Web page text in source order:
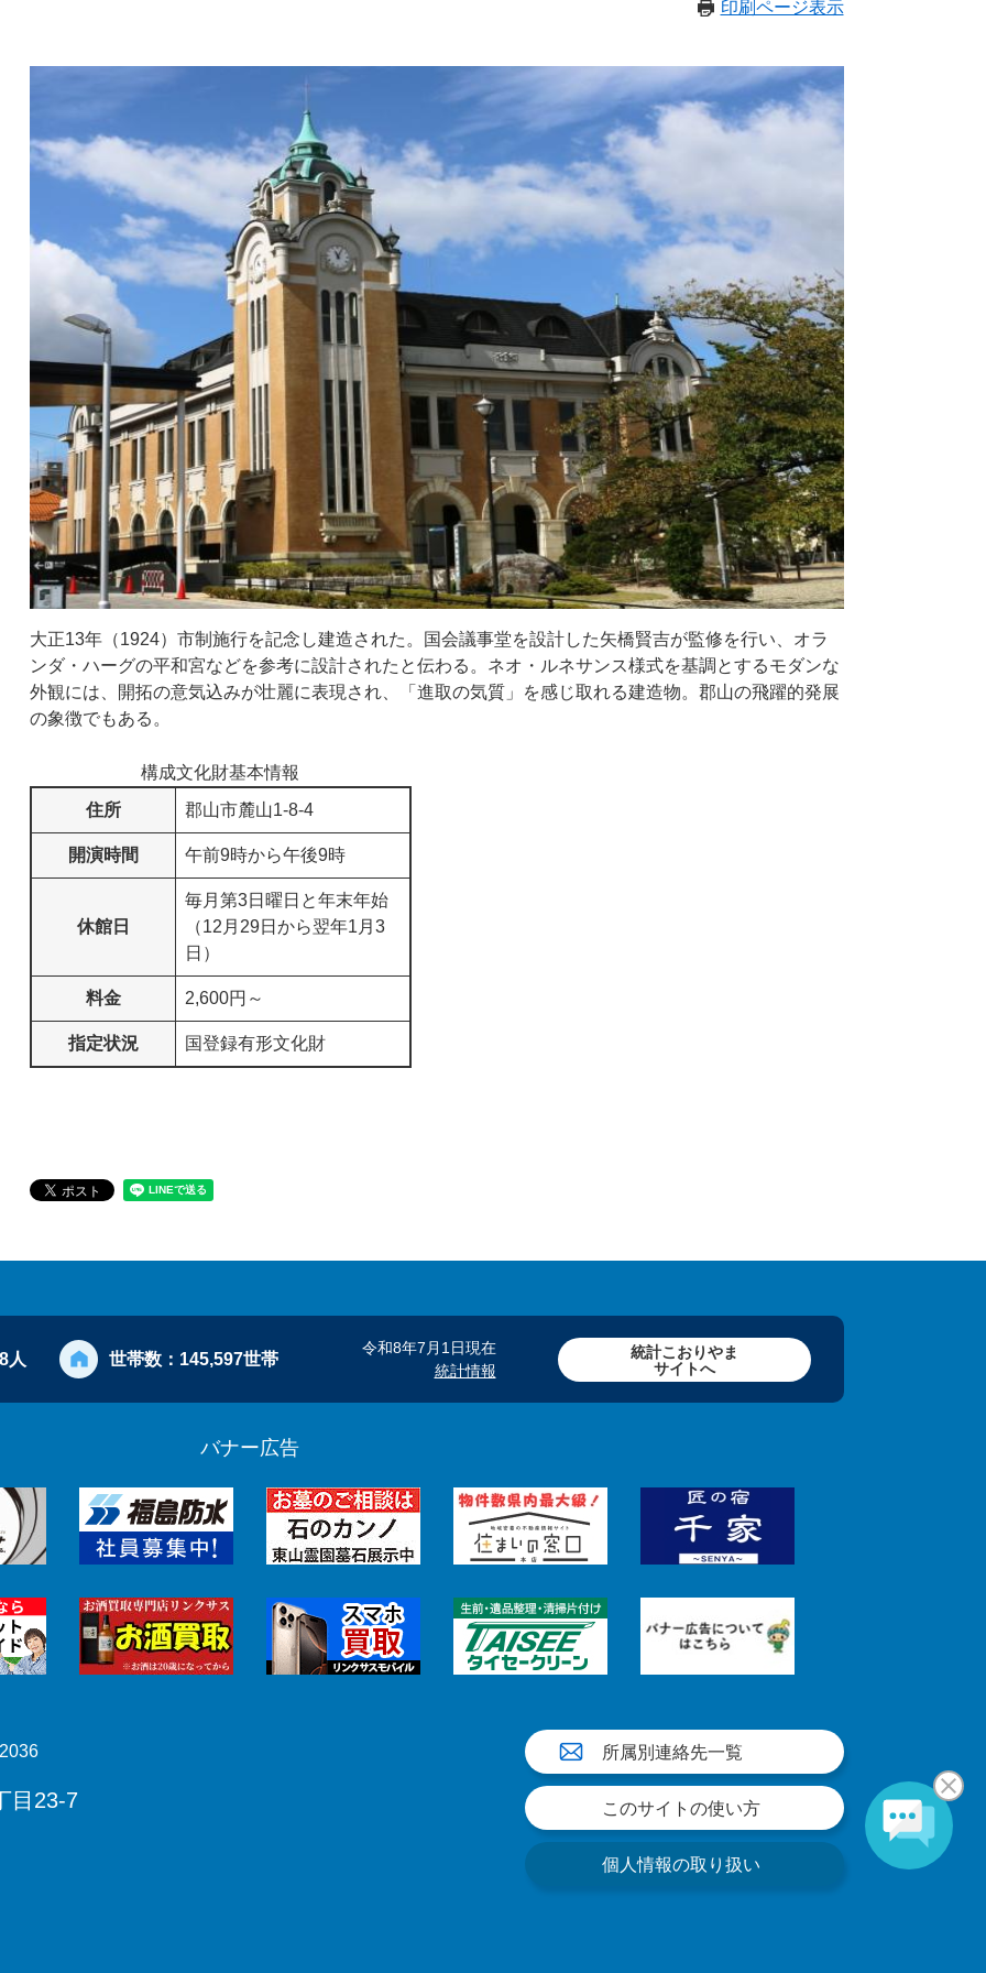
印刷ページ表示
大正13年（1924）市制施行を記念し建造された。国会議事堂を設計した矢橋賢吉が監修を行い、オラ
ンダ・ハーグの平和宮などを参考に設計されたと伝わる。ネオ・ルネサンス様式を基調とするモダンな
外観には、開拓の意気込みが壮麗に表現され、「進取の気質」を感じ取れる建造物。郡山の飛躍的発展
の象徴でもある。
構成文化財基本情報
住所
郡山市麓山1-8-4
開演時間 午前9時から午後9時
休館日
毎月第3日曜日と年末年始
（12月29日から翌年1月3
日）
料金 2,600円～
指定状況 国登録有形文化財
人 世帯数： 145,597世帯
令和8年7月1日現在
統計情報
統計こおりやま
サイトへ
バナー広告
目23-7
所属別連絡先一覧
このサイトの使い方
個人情報の取り扱い